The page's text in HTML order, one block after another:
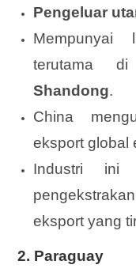
Pengeluar
terutama
Shandong.
China
eksport global
Industri ini
eksport yang
2. Paraguay